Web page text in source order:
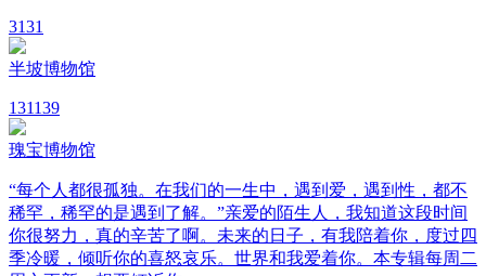
3131
半坡博物馆
131139
瑰宝博物馆
“每个人都很孤独。在我们的一生中，遇到爱，遇到性，都不
稀罕，稀罕的是遇到了解。”亲爱的陌生人，我知道这段时间
你很努力，真的辛苦了啊。未来的日子，有我陪着你，度过四
季冷暖，倾听你的喜怒哀乐。世界和我爱着你。本专辑每周二